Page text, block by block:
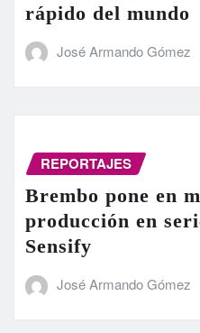
rápido del mundo
José Armando Gómez
REPORTAJES
Brembo pone en
producción en
Sensify
José Armando Gómez